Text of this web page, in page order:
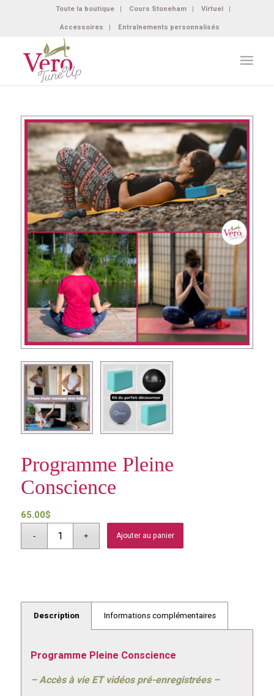
Toute la boutique Cours Stoneham
Virtuel
Accessoires
Entraînements personnalisés
Programme Pleine
Conscience
65.00$
Ajouter au panier
Description Informations complémentaires
Programme Pleine Conscience
– Accès à vie ET vidéos pré-enregistrées –